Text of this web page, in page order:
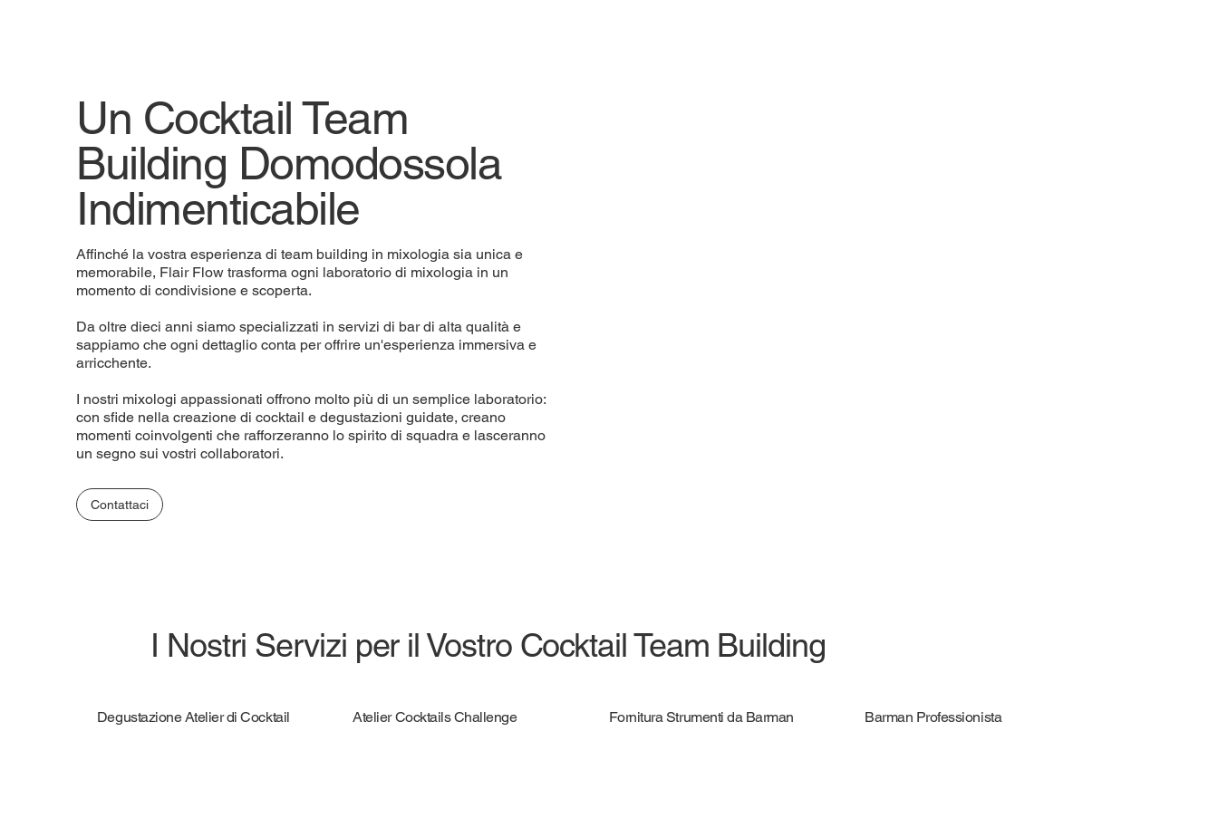
Un Cocktail Team
Building Domodossola
Indimenticabile
Affinché la vostra esperienza di team building in mixologia sia unica e
memorabile, Flair Flow trasforma ogni laboratorio di mixologia in un
momento di condivisione e scoperta.
Da oltre dieci anni siamo specializzati in servizi di bar di alta qualità e
sappiamo che ogni dettaglio conta per offrire un'esperienza immersiva e
arricchente.
I nostri mixologi appassionati offrono molto più di un semplice laboratorio:
con sfide nella creazione di cocktail e degustazioni guidate, creano
momenti coinvolgenti che rafforzeranno lo spirito di squadra e lasceranno
un segno sui vostri collaboratori.
Contattaci
I Nostri Servizi per il Vostro Cocktail Team Building
Degustazione Atelier di Cocktail Atelier Cocktails Challenge Fornitura Strumenti da Barman Barman Professionista